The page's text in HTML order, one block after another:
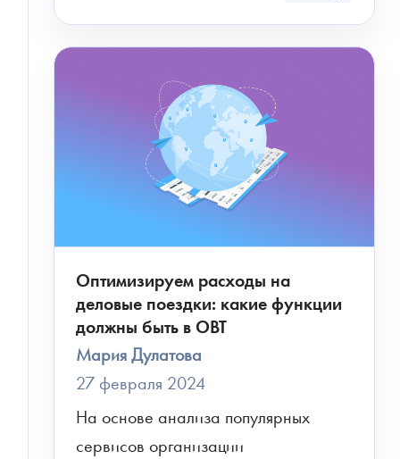
Оптимизируем расходы на
деловые поездки: какие функции
должны быть в OBT
Мария Дулатова
27 февраля 2024
На основе анализа популярных
сервисов организации